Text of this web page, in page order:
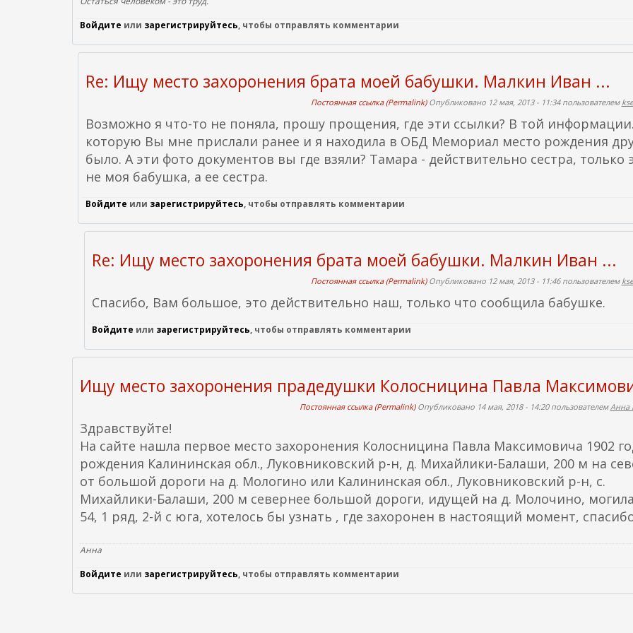
Войдите или зарегистрируйтесь, чтобы отправлять комментарии
Re: Ищу место захоронения брата моей бабушки. Малкин Иван ...
Постоянная ссылка (Permalink)Опубликовано 12 мая, 2013 - 11:34 пользователем
Возможно я что-то не поняла, прошу прощения, где эти ссылки? В той информации.
которую Вы мне прислали ранее и я находила в ОБД Мемориал место рождения
было. А эти фото документов вы где взяли? Тамара - действительно сестра, только
не моя бабушка, а ее сестра.
Войдите или зарегистрируйтесь, чтобы отправлять комментарии
Re: Ищу место захоронения брата моей бабушки. Малкин Иван ...
Постоянная ссылка (Permalink)Опубликовано 12 мая, 2013 - 11:46 пользователем
Спасибо, Вам большое, это действительно наш, только что сообщила бабушке.
Войдите или зарегистрируйтесь, чтобы отправлять комментарии
Ищу место захоронения прадедушки Колосницина Павла
Постоянная ссылка (Permalink)Опубликовано 14 мая, 2018 - 14:20 пользователемАнна
Здравствуйте!
На сайте нашла первое место захоронения Колосницина Павла Максимовича 1902
рождения Калининская обл., Луковниковский р-н, д. Михайлики-Балаши, 200 м на
от большой дороги на д. Мологино или Калининская обл., Луковниковский р-н, с.
Михайлики-Балаши, 200 м севернее большой дороги, идущей на д. Молочино,
54, 1 ряд, 2-й с юга, хотелось бы узнать , где захоронен в настоящий момент,
Анна
Войдите или зарегистрируйтесь, чтобы отправлять комментарии